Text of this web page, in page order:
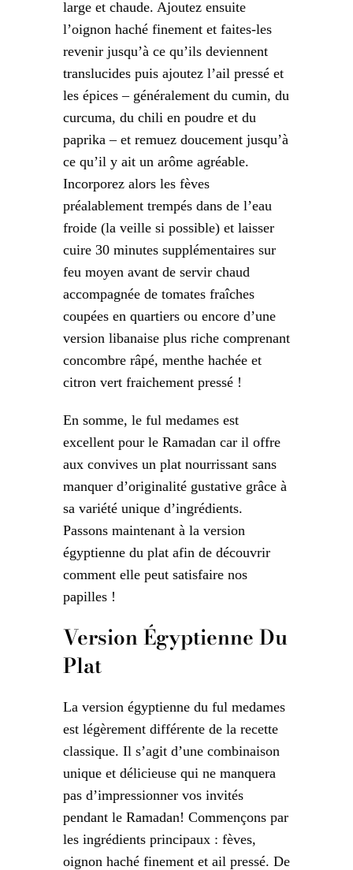
large et chaude. Ajoutez ensuite
l’oignon haché finement et faites-les
revenir jusqu’à ce qu’ils deviennent
translucides puis ajoutez l’ail pressé et
les épices – généralement du cumin, du
curcuma, du chili en poudre et du
paprika – et remuez doucement jusqu’à
ce qu’il y ait un arôme agréable.
Incorporez alors les fèves
préalablement trempés dans de l’eau
froide (la veille si possible) et laisser
cuire 30 minutes supplémentaires sur
feu moyen avant de servir chaud
accompagnée de tomates fraîches
coupées en quartiers ou encore d’une
version libanaise plus riche comprenant
concombre râpé, menthe hachée et
citron vert fraichement pressé !
En somme, le ful medames est
excellent pour le Ramadan car il offre
aux convives un plat nourrissant sans
manquer d’originalité gustative grâce à
sa variété unique d’ingrédients.
Passons maintenant à la version
égyptienne du plat afin de découvrir
comment elle peut satisfaire nos
papilles !
Version Égyptienne Du
Plat
La version égyptienne du ful medames
est légèrement différente de la recette
classique. Il s’agit d’une combinaison
unique et délicieuse qui ne manquera
pas d’impressionner vos invités
pendant le Ramadan! Commençons par
les ingrédients principaux : fèves,
oignon haché finement et ail pressé. De